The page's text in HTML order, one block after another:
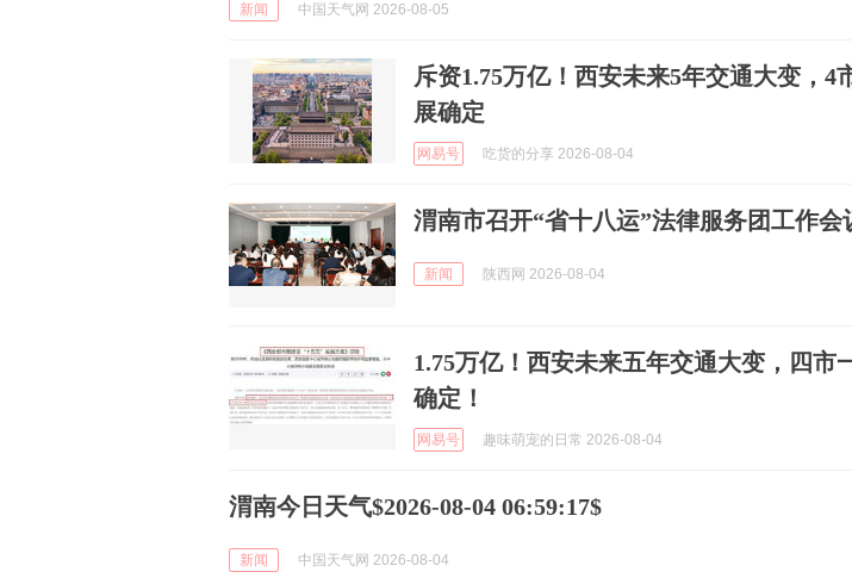
新闻 中国天气网 2026-08-05
斥资1.75万亿！西安未来5年交通大变，4
展确定
网易号 吃货的分享 2026-08-04
渭南市召开“省十八运”法律服务团工作会
新闻 陕西网 2026-08-04
1.75万亿！西安未来五年交通大变，四市
确定！
网易号 趣味萌宠的日常 2026-08-04
渭南今日天气$2026-08-04 06:59:17$
新闻 中国天气网 2026-08-04